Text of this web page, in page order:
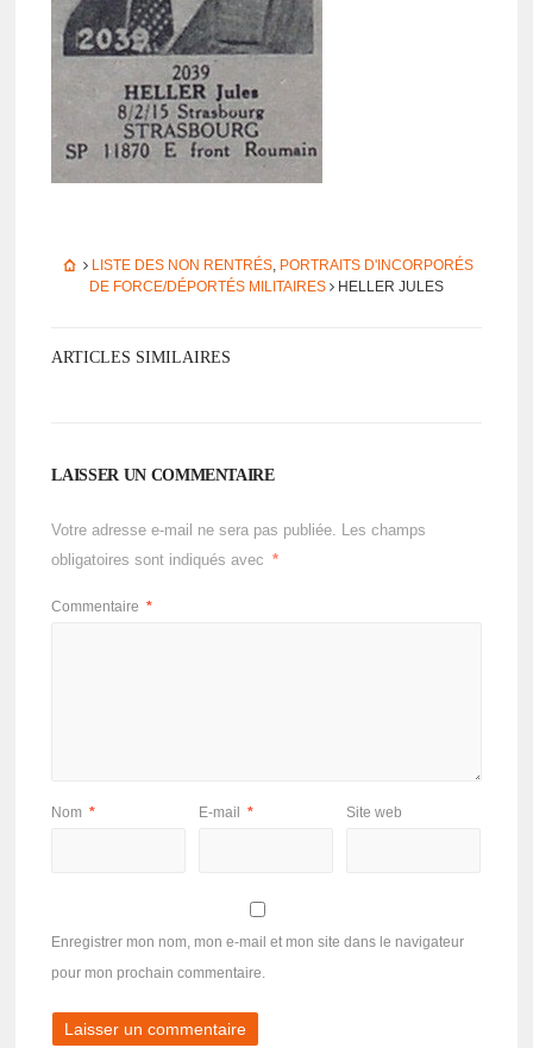
LISTE DES NON RENTRÉS, PORTRAITS D'INCORPORÉS
DE FORCE/DÉPORTÉS MILITAIRES HELLER JULES
ARTICLES SIMILAIRES
LAISSER UN COMMENTAIRE
Votre adresse e-mail ne sera pas publiée. Les champs
obligatoires sont indiqués avec
*
Commentaire *
Nom * E-mail * Site web
Enregistrer mon nom, mon e-mail et mon site dans le navigateur
pour mon prochain commentaire.